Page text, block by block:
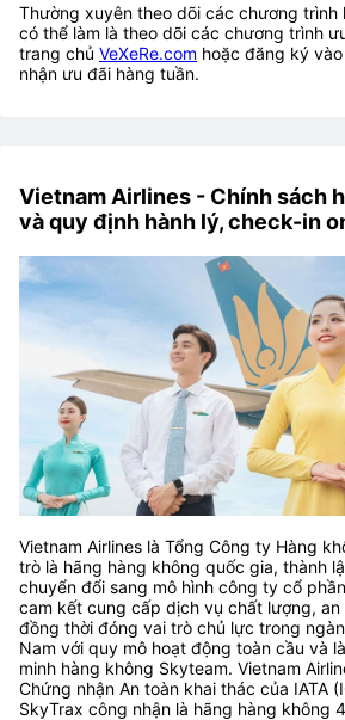
Thường xuyên theo dõi các chương trình
có thể làm là theo dõi các chương trình
trang chủ VeXeRe.com hoặc đăng ký vào
nhận ưu đãi hàng tuần.
Vietnam Airlines - Chính sách
và quy định hành lý, check-in
Vietnam Airlines là Tổng Công ty Hàng
trò là hãng hàng không quốc gia, thành
chuyển đổi sang mô hình công ty cổ
cam kết cung cấp dịch vụ chất lượng, an
đồng thời đóng vai trò chủ lực trong
Nam với quy mô hoạt động toàn cầu và
minh hàng không Skyteam. Vietnam
Chứng nhận An toàn khai thác của IATA
SkyTrax công nhận là hãng hàng không